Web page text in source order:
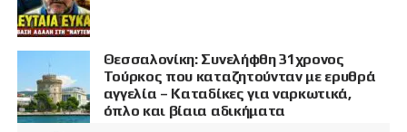
Θεσσαλονίκη: Συνελήφθη 31χρονος
Τούρκος που καταζητούνταν με ερυθρά
αγγελία – Καταδίκες για ναρκωτικά,
όπλο και βίαια αδικήματα